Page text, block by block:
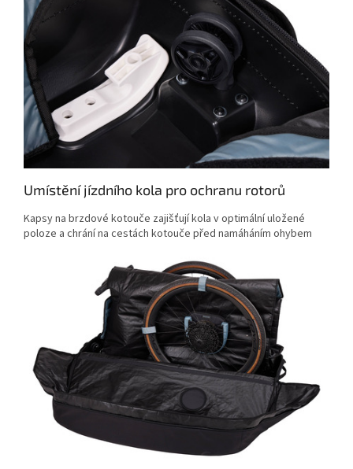
Umístění jízdního kola pro ochranu rotorů
Kapsy na brzdové kotouče zajišťují kola v optimální uložené
poloze a chrání na cestách kotouče před namáháním ohybem